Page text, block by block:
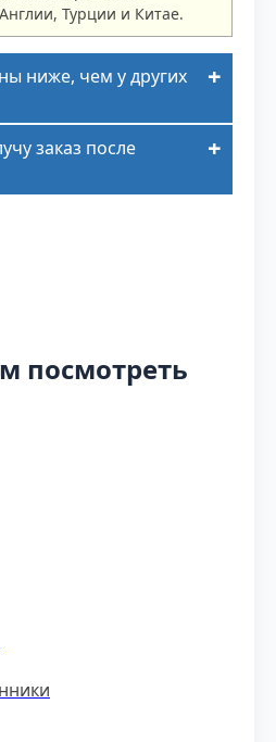
Турции и Китае.
ниже, чем у других
заказ после
посмотреть